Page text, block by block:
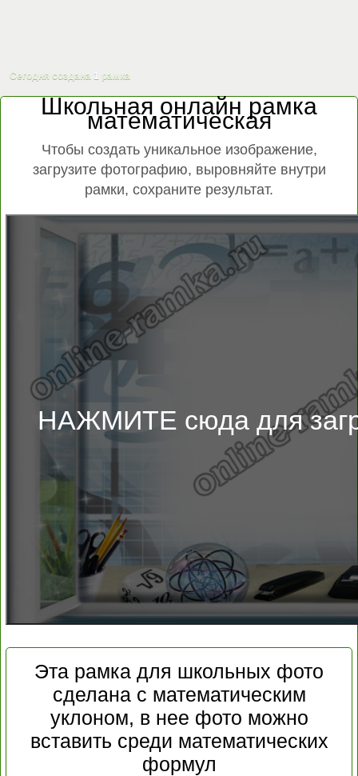
Сегодня создана 1 рамка
Школьная онлайн рамка
математическая
Чтобы создать уникальное изображение,
загрузите фотографию, выровняйте внутри
рамки, сохраните результат.
НАЖМИТЕ сюда для
Эта рамка для школьных фото
сделана с математическим
уклоном, в нее фото можно
вставить среди математических
формул